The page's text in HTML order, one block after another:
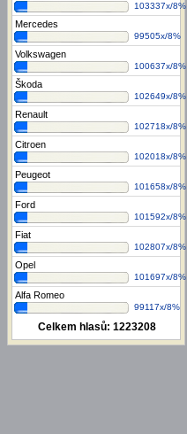
103337x/8%
Mercedes
99505x/8%
Volkswagen
100637x/8%
Škoda
102649x/8%
Renault
102718x/8%
Citroen
102018x/8%
Peugeot
101658x/8%
Ford
101592x/8%
Fiat
102807x/8%
Opel
101697x/8%
Alfa Romeo
99117x/8%
Celkem hlasů: 1223208